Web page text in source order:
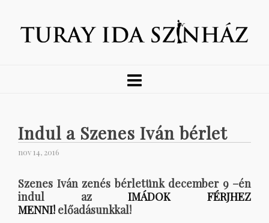
Indul a Szenes Iván bérlet
nov 14, 2016
Szenes Iván zenés bérletünk december 9 –én
indul azIMÁDOK FÉRJHEZ
MENNI! előadásunkkal!